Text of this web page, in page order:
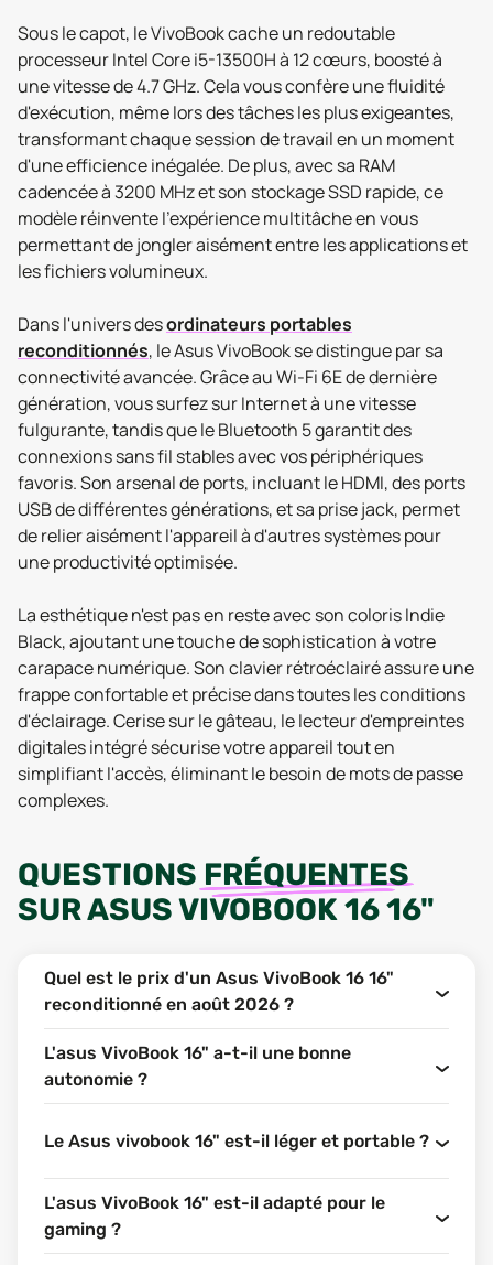
Sous le capot, le VivoBook cache un redoutable
processeur Intel Core i5-13500H à 12 cœurs, boosté à
une vitesse de 4.7 GHz. Cela vous confère une fluidité
d'exécution, même lors des tâches les plus exigeantes,
transformant chaque session de travail en un moment
d'une efficience inégalée. De plus, avec sa RAM
cadencée à 3200 MHz et son stockage SSD rapide, ce
modèle réinvente l'expérience multitâche en vous
permettant de jongler aisément entre les applications et
les fichiers volumineux.
Dans l'univers desordinateurs portables
reconditionnés, le Asus VivoBook se distingue par sa
connectivité avancée. Grâce au Wi-Fi 6E de dernière
génération, vous surfez sur Internet à une vitesse
fulgurante, tandis que le Bluetooth 5 garantit des
connexions sans fil stables avec vos périphériques
favoris. Son arsenal de ports, incluant le HDMI, des ports
USB de différentes générations, et sa prise jack, permet
de relier aisément l'appareil à d'autres systèmes pour
une productivité optimisée.
La esthétique n'est pas en reste avec son coloris Indie
Black, ajoutant une touche de sophistication à votre
carapace numérique. Son clavier rétroéclairé assure une
frappe confortable et précise dans toutes les conditions
d'éclairage. Cerise sur le gâteau, le lecteur d'empreintes
digitales intégré sécurise votre appareil tout en
simplifiant l'accès, éliminant le besoin de mots de passe
complexes.
QUESTIONS FRÉQUENTES
SURASUS VIVOBOOK 16 16"
Quel est le prix d'un Asus VivoBook 16 16"
reconditionné en août 2026 ?
L'asus VivoBook 16" a-t-il une bonne
autonomie ?
Le Asus vivobook 16" est-il léger et portable ?
L'asus VivoBook 16" est-il adapté pour le
gaming ?